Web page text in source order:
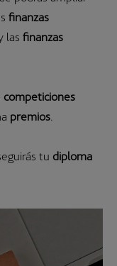
finanzas
las finanzas
competiciones
premios
tu diploma